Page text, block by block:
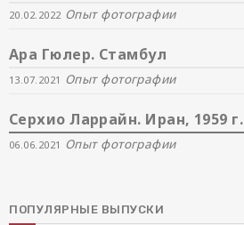
20.02.2022 Опыт фотографии
Ара Гюлер. Стамбул
13.07.2021 Опыт фотографии
Серхио Ларрайн. Иран, 1959 г.
06.06.2021 Опыт фотографии
ПОПУЛЯРНЫЕ ВЫПУСКИ